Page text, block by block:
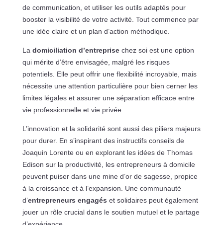
de communication, et utiliser les outils adaptés pour
booster la visibilité de votre activité. Tout commence par
une idée claire et un plan d’action méthodique.
La domiciliation d’entreprisechez soi est une option
qui mérite d’être envisagée, malgré les risques
potentiels. Elle peut offrir une flexibilité incroyable, mais
nécessite une attention particulière pour bien cerner les
limites légales et assurer une séparation efficace entre
vie professionnelle et vie privée.
L’innovation et la solidarité sont aussi des piliers majeurs
pour durer. En s’inspirant des instructifs conseils de
Joaquin Lorente ou en explorant les idées de Thomas
Edison sur la productivité, les entrepreneurs à domicile
peuvent puiser dans une mine d’or de sagesse, propice
à la croissance et à l’expansion. Une communauté
d’entrepreneurs engagés et solidaires peut également
jouer un rôle crucial dans le soutien mutuel et le partage